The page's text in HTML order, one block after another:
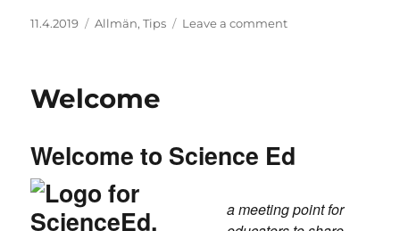
Posted
11.4.2019 Categories
Allmän,Tips Leave a commenton
använder
Welcome
Welcome to Science Ed
a meeting point for